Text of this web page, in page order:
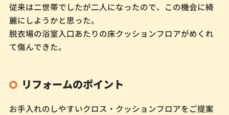
従来は二世帯でしたが二人になったので、この機会に綺
麗にしようかと思った。
脱衣場の浴室入口あたりの床クッションフロアがめくれ
て傷んできた。
リフォームのポイント
お手入れのしやすいクロス・クッションフロアをご提案